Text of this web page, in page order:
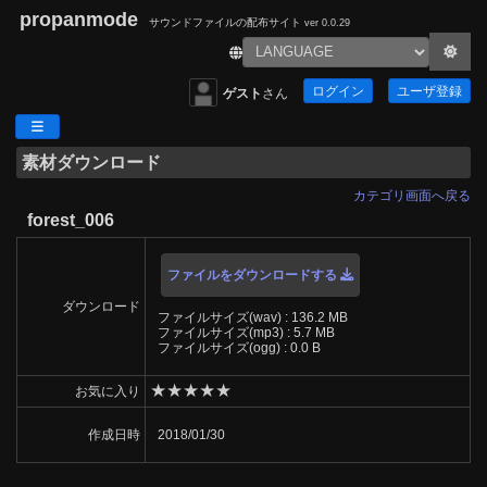
propanmode サウンドファイルの配布サイト ver 0.0.29
ゲスト さん ログイン ユーザ登録
素材ダウンロード
カテゴリ画面へ戻る
forest_006
ダウンロード
ファイルをダウンロードする
ファイルサイズ(wav) : 136.2 MB
ファイルサイズ(mp3) : 5.7 MB
ファイルサイズ(ogg) : 0.0 B
お気に入り ★★★★★
作成日時 2018/01/30